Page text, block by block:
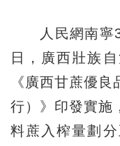
人民網南寧3
日，廣西壯族
《廣西甘蔗優
行）》印發實施
料蔗入榨量劃